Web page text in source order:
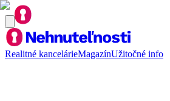
Realitné kancelárieMagazínUžitočné info